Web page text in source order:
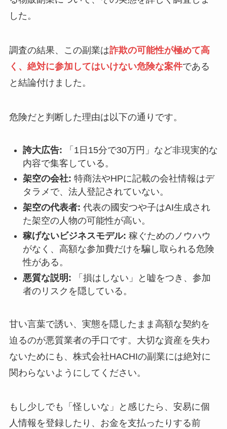
した。
調査の結果、この副業は詐欺の可能性が極めて高
く、絶対に参加してはいけない危険な案件である
と結論付けました。
危険だと判断した理由は以下の通りです。
誇大広告: 「1日15分で30万円」など非現実的な
内容で集客している。
架空の会社: 特商法やHPに記載の会社情報はデ
タラメで、法人登記されていない。
架空の代表者: 代表の國安つや子はAI生成され
た架空の人物の可能性が高い。
稼げないビジネスモデル: 稼ぐためのノウハウ
がなく、高額な参加費だけを騙し取られる危険
性がある。
悪質な説明: 「損はしない」と嘘をつき、参加
者のリスクを隠している。
甘い言葉で誘い、実態を隠したまま高額な契約を
迫るのが悪質業者の手口です。大切な資産を失わ
ないためにも、株式会社HACHIの副業には絶対に
関わらないようにしてください。
もし少しでも「怪しいな」と感じたら、安易に個
人情報を登録したり、お金を支払ったりする前